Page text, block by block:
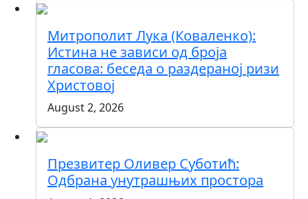
Митрополит Лука (Коваленко):
Истина не зависи од броја
гласова: беседа о раздераној ризи
Христовој
August 2, 2026
Презвитер Оливер Суботић:
Одбрана унутрашњих простора